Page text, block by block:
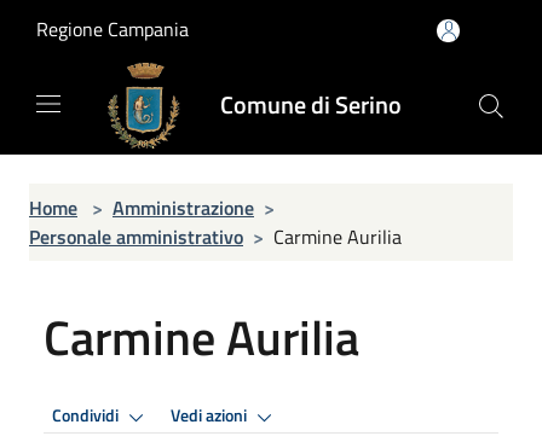
Regione Campania
Comune di Serino
Home > Amministrazione >
Personale amministrativo > Carmine Aurilia
Carmine Aurilia
Condividi Vedi azioni